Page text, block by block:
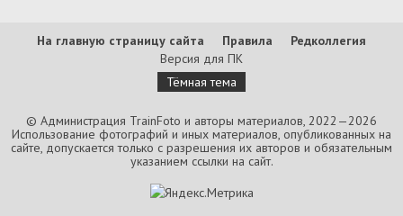
На главную страницу сайта Правила
Редколлегия
Версия для ПК
Тёмная тема
© Администрация TrainFoto и авторы материалов, 2022—2026
Использование фотографий и иных материалов, опубликованных на
сайте, допускается только с разрешения их авторов и обязательным
указанием ссылки на сайт.